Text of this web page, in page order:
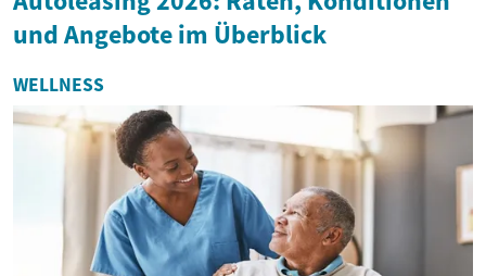
und Angebote im Überblick
WELLNESS